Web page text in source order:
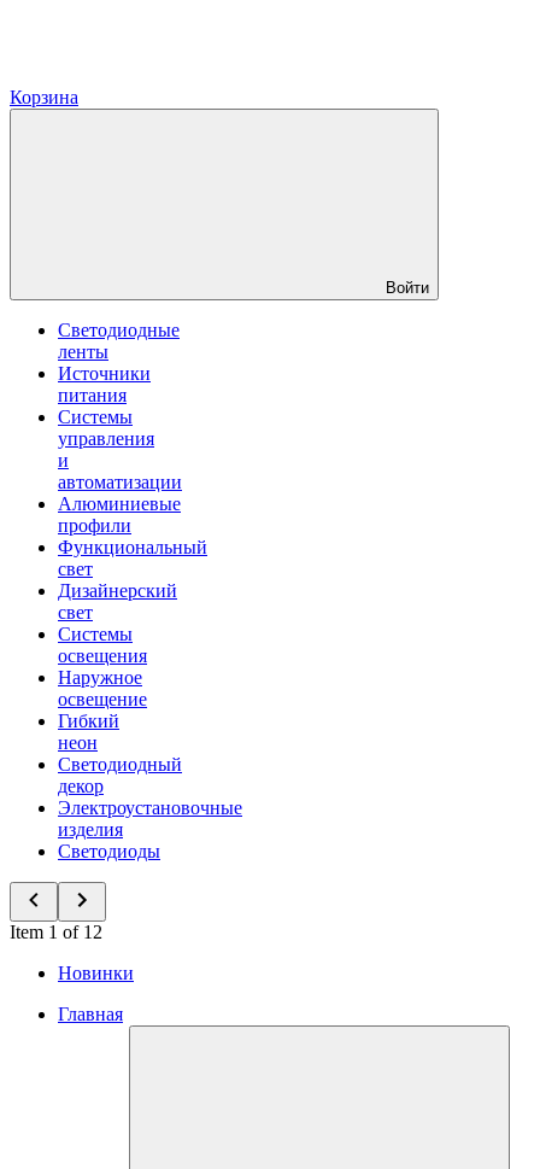
Корзина
Войти
Светодиодные
ленты
Источники
питания
Системы
управления
и
автоматизации
Алюминиевые
профили
Функциональный
свет
Дизайнерский
свет
Системы
освещения
Наружное
освещение
Гибкий
неон
Светодиодный
декор
Электроустановочные
изделия
Светодиоды
Item 1 of 12
Новинки
Главная